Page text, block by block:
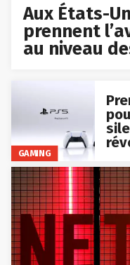
Aux États-
prennent
au niveau
GAMING